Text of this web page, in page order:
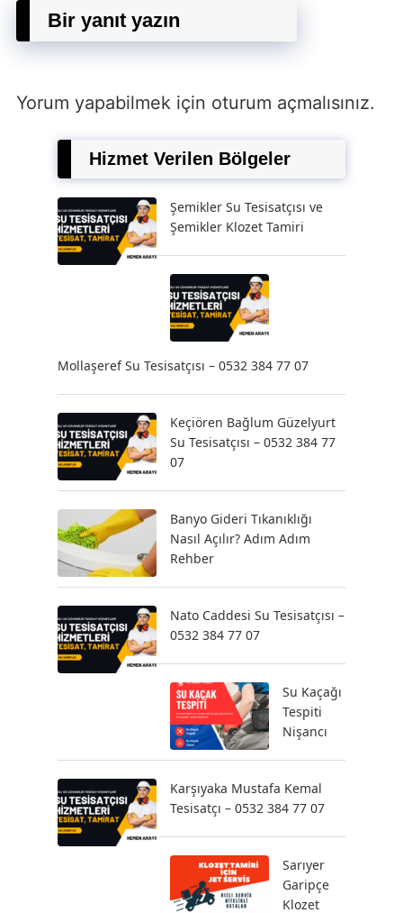
Bir yanıt yazın
Yorum yapabilmek için oturum açmalısınız.
Hizmet Verilen Bölgeler
Şemikler Su Tesisatçısı ve
Şemikler Klozet Tamiri
Mollaşeref Su Tesisatçısı – 0532 384 77 07
Keçiören Bağlum Güzelyurt
Su Tesisatçısı – 0532 384 77
07
Banyo Gideri Tıkanıklığı
Nasıl Açılır? Adım Adım
Rehber
Nato Caddesi Su Tesisatçısı –
0532 384 77 07
Su Kaçağı
Tespiti
Nişancı
Karşıyaka Mustafa Kemal
Tesisatçı – 0532 384 77 07
Sarıyer
Garipçe
Klozet